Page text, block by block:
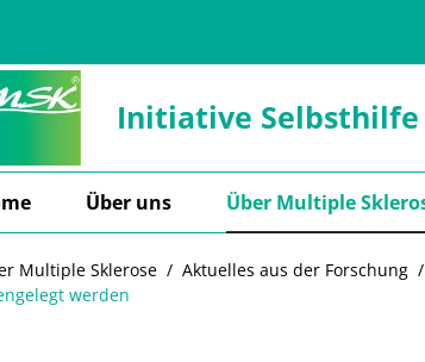
Initiative Selbsthilfe
Über uns Über Multiple
Multiple Sklerose Aktuelles aus der Forschung
werden